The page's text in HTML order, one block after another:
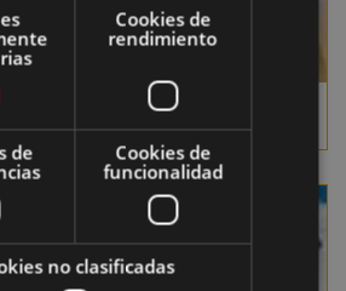
Cookies de
rendimiento
de
Cookies de
funcionalidad
no clasificadas